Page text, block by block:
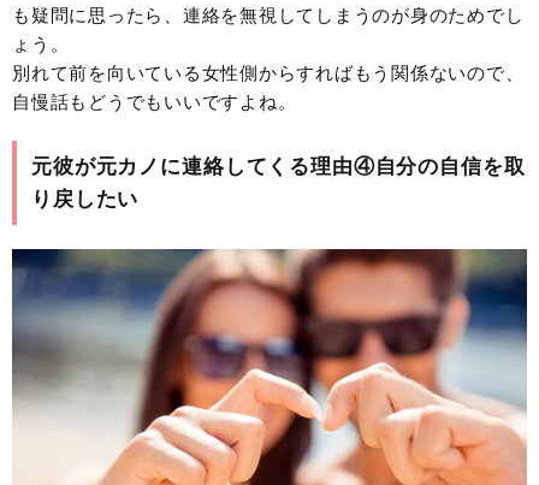
も疑問に思ったら、連絡を無視してしまうのが身のためでし
ょう。
別れて前を向いている女性側からすればもう関係ないので、
自慢話もどうでもいいですよね。
元彼が元カノに連絡してくる理由④自分の自信を取
り戻したい